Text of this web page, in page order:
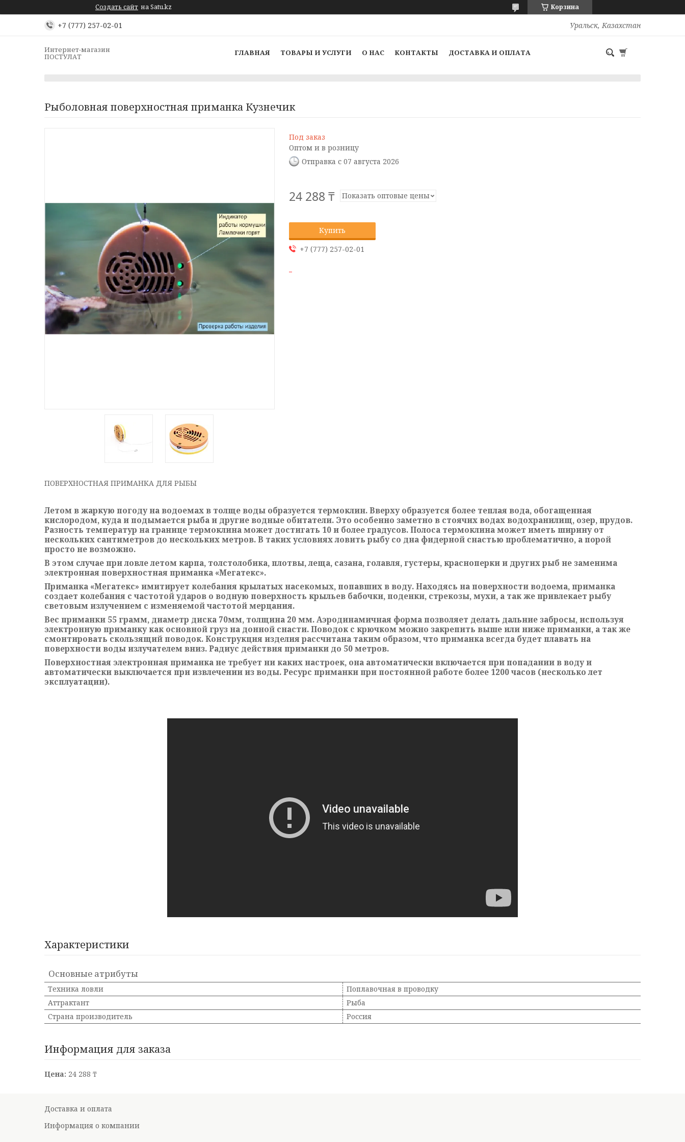
Создать сайт на Satu.kz Корзина
+7 (777) 257-02-01 Уральск, Казахстан
Интернет-магазин
ПОСТУЛАТ ГЛАВНАЯ ТОВАРЫ И УСЛУГИ О НАС КОНТАКТЫ ДОСТАВКА И ОПЛАТА
Рыболовная поверхностная приманка Кузнечик
Под заказ
Оптом и в розницу
Отправка с 07 августа 2026
24 288 ₸ Показать оптовые цены
Купить
+7 (777) 257-02-01
ПОВЕРХНОСТНАЯ ПРИМАНКА ДЛЯ РЫБЫ
Летом в жаркую погоду на водоемах в толще воды образуется термоклин. Вверху образуется более теплая вода, обогащенная
кислородом, куда и подымается рыба и другие водные обитатели. Это особенно заметно в стоячих водах водохранилищ, озер, прудов.
Разность температур на границе термоклина может достигать 10 и более градусов. Полоса термоклина может иметь ширину от
нескольких сантиметров до нескольких метров. В таких условиях ловить рыбу со дна фидерной снастью проблематично, а порой
просто не возможно.
В этом случае при ловле летом карпа, толстолобика, плотвы, леща, сазана, голавля, густеры, красноперки и других рыб не заменима
электронная поверхностная приманка «Мегатекс».
Приманка «Мегатекс» имитирует колебания крылатых насекомых, попавших в воду. Находясь на поверхности водоема, приманка
создает колебания с частотой ударов о водную поверхность крыльев бабочки, поденки, стрекозы, мухи, а так же привлекает рыбу
световым излучением с изменяемой частотой мерцания.
Вес приманки 55 грамм, диаметр диска 70мм, толщина 20 мм. Аэродинамичная форма позволяет делать дальние забросы, используя
электронную приманку как основной груз на донной снасти. Поводок с крючком можно закрепить выше или ниже приманки, а так же
смонтировать скользящий поводок. Конструкция изделия рассчитана таким образом, что приманка всегда будет плавать на
поверхности воды излучателем вниз. Радиус действия приманки до 50 метров.
Поверхностная электронная приманка не требует ни каких настроек, она автоматически включается при попадании в воду и
автоматически выключается при извлечении из воды. Ресурс приманки при постоянной работе более 1200 часов (несколько лет
эксплуатации).
Характеристики
Основные атрибуты
Техника ловли
Поплавочная в проводку
Аттрактант
Рыба
Страна производитель
Россия
Информация для заказа
Цена: 24 288 ₸
Доставка и оплата
Информация о компании